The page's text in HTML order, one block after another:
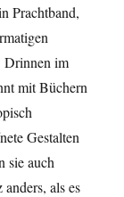
Prachtband,
Drinnen im
mit Büchern
Gestalten
sie auch
als es